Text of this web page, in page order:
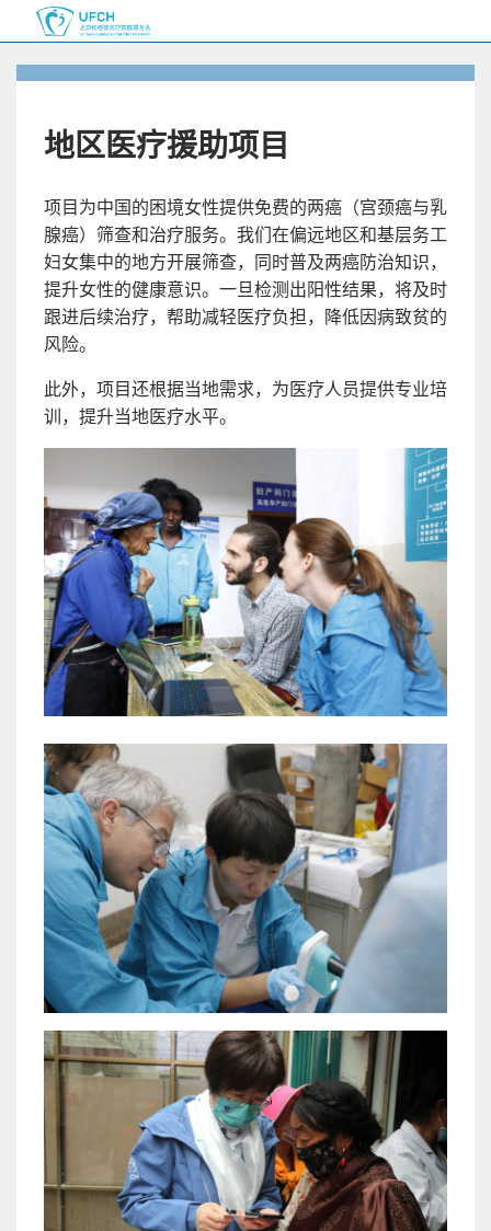
地区医疗援助项目
项目为中国的困境⼥性提供免费的两癌（宫颈癌与乳
腺癌）筛查和治疗服务。我们在偏远地区和基层务⼯
妇⼥集中的地⽅开展筛查，同时普及两癌防治知识，
提升⼥性的健康意识。⼀旦检测出阳性结果，将及时
跟进后续治疗，帮助减轻医疗负担，降低因病致贫的
风险。
此外，项⽬还根据当地需求，为医疗⼈员提供专业培
训，提升当地医疗⽔平。